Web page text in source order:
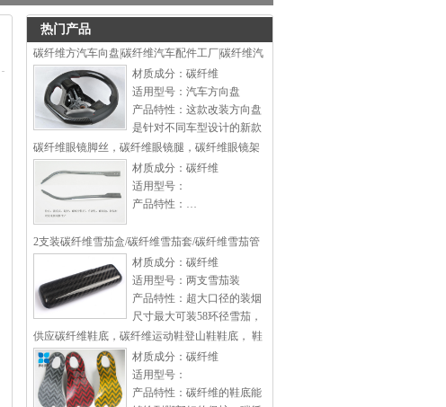
热门产品
碳纤维方汽车向盘|碳纤维汽车配件工厂|碳纤维汽
材质成分：碳纤维
适用型号：汽车方向盘
产品特性：这款改装方向盘
是针对不同车型设计的新款
时尚方向盘，可以同不同类
型改装底座配合安装，为一
通用型方向盘。本司专业生
产改装方向盘、铝合金汽车
汽车排档头，车用餐盘，车
假风口等等产品的企业，我
厂拥有完整、科学的质量管
理体系。公司的产品具备国
标水准，赢得了广大客户的
信赖。公司致力于开发研制
新产品，在生产过程中我们
不断改进工艺，提高品质，
做到精益求精。产品立足国
碳纤维眼镜脚丝，碳纤维眼镜腿，碳纤维眼镜架
材质成分：碳纤维
适用型号：
产品特性：…
2支装碳纤维雪茄盒/碳纤维雪茄套/碳纤维雪茄管
材质成分：碳纤维
适用型号：两支雪茄装
产品特性：超大口径的装烟
尺寸最大可装58环径雪茄，
整体采用碳纤维设计，适合
同时装多种不同尺寸的雪
茄，取放更加方便。超轻的
材质，整个仅重20克。…
供应碳纤维鞋底，碳纤维运动鞋登山鞋鞋底， 鞋
材质成分：碳纤维
适用型号：
产品特性：碳纤维的鞋底能